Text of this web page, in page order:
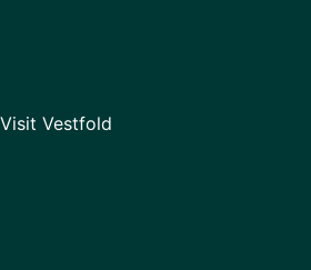
Visit Vestfold